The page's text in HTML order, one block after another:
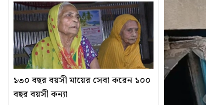
১৩০ বছর বয়সী মায়ের সেবা করেন ১০০
বছর বয়সী কন্যা